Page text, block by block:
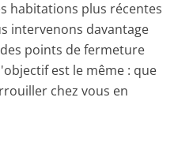
habitations plus récentes
intervenons davantage
points de fermeture
est le même : que
chez vous en